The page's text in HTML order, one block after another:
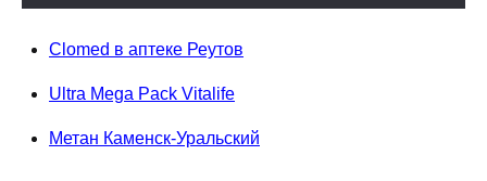
Clomed в аптеке Реутов
Ultra Mega Pack Vitalife
Метан Каменск-Уральский